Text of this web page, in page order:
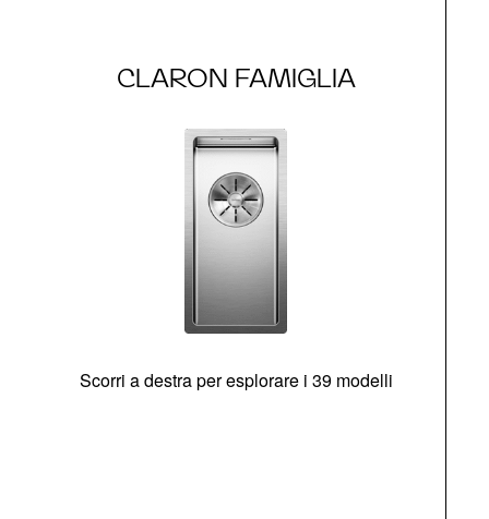
CLARON FAMIGLIA
Scorri a destra per esplorare i 39 modelli